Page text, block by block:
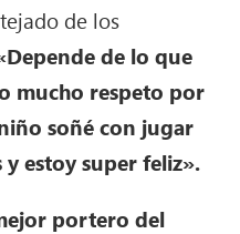
de los
de lo que
mucho respeto por
soñé con jugar
y estoy super feliz».
portero del